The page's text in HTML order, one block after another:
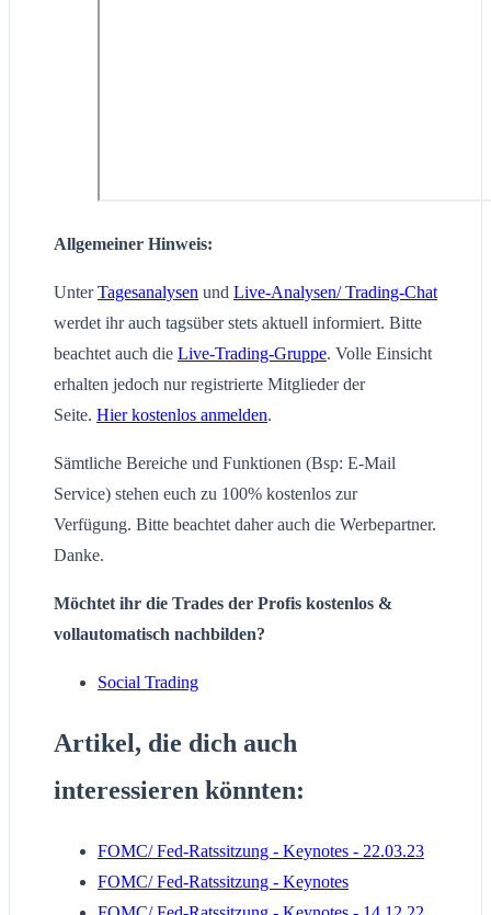
Allgemeiner Hinweis:
UnterTagesanalysen und Live-Analysen/ Trading-Chat
werdet ihr auch tagsüber stets aktuell informiert. Bitte
beachtet auch die Live-Trading-Gruppe. Volle Einsicht
erhalten jedoch nur registrierte Mitglieder der
Seite. Hier kostenlos anmelden.
Sämtliche Bereiche und Funktionen (Bsp: E-Mail
Service) stehen euch zu 100% kostenlos zur
Verfügung. Bitte beachtet daher auch die Werbepartner.
Danke.
Möchtet ihr die Trades der Profis kostenlos &
vollautomatisch nachbilden?
Social Trading
Artikel, die dich auch
interessieren könnten:
FOMC/ Fed-Ratssitzung - Keynotes - 22.03.23
FOMC/ Fed-Ratssitzung - Keynotes